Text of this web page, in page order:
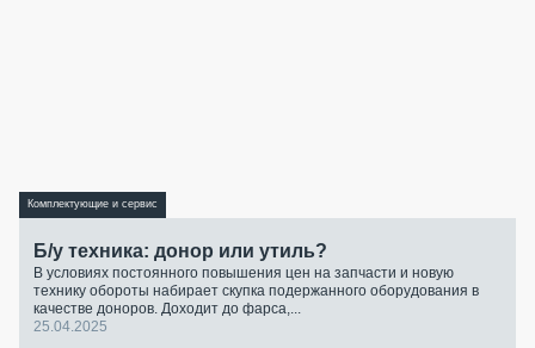
Комплектующие и сервис
Б/у техника: донор или утиль?
В условиях постоянного повышения цен на запчасти и новую
технику обороты набирает скупка подержанного оборудования в
качестве доноров. Доходит до фарса,...
25.04.2025